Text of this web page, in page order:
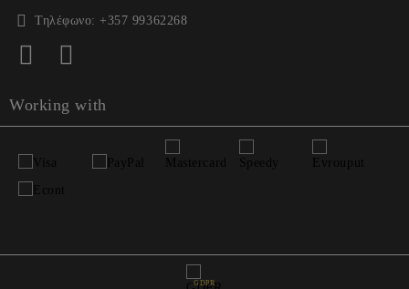
Τηλέφωνο: +357 99362268
Working with
GDPR